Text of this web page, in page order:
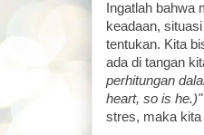
Ingatlah bahwa
keadaan,
tentukan. Kita
ada di tangan
perhitungan
heart, so is he.)"
stres, maka kita